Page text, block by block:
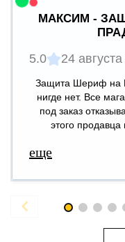
МАКСИМ -
5.0 24
Защита Шериф на
нигде нет. Все
под заказ
этого продавца
еще
